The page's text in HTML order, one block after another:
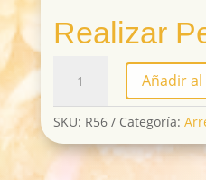
Realizar
cantidad
Añadir
SKU: R56 Categoría: